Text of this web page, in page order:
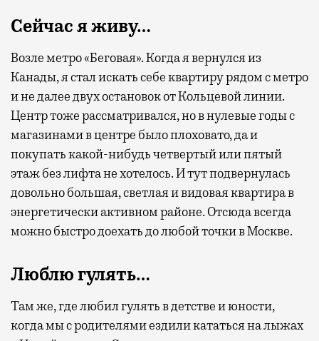
Сейчас я живу…
Возле метро «Беговая». Когда я вернулся из
Канады, я стал искать себе квартиру рядом с метро
и не далее двух остановок от Кольцевой линии.
Центр тоже рассматривался, но в нулевые годы с
магазинами в центре было плоховато, да и
покупать какой-нибудь четвертый или пятый
этаж без лифта не хотелось. И тут подвернулась
довольно большая, светлая и видовая квартира в
энергетически активном районе. Отсюда всегда
можно быстро доехать до любой точки в Москве.
Люблю гулять…
Там же, где любил гулять в детстве и юности,
когда мы с родителями ездили кататься на лыжах